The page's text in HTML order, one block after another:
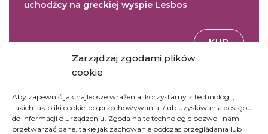
Zarządzaj zgodami plików
cookie
Aby zapewnić jak najlepsze wrażenia, korzystamy z technologii,
takich jak pliki cookie, do przechowywania i/lub uzyskiwania dostępu
do informacji o urządzeniu. Zgoda na te technologie pozwoli nam
przetwarzać dane, takie jak zachowanie podczas przeglądania lub
uchodźcy na greckiej wyspie Lesbos
KUP